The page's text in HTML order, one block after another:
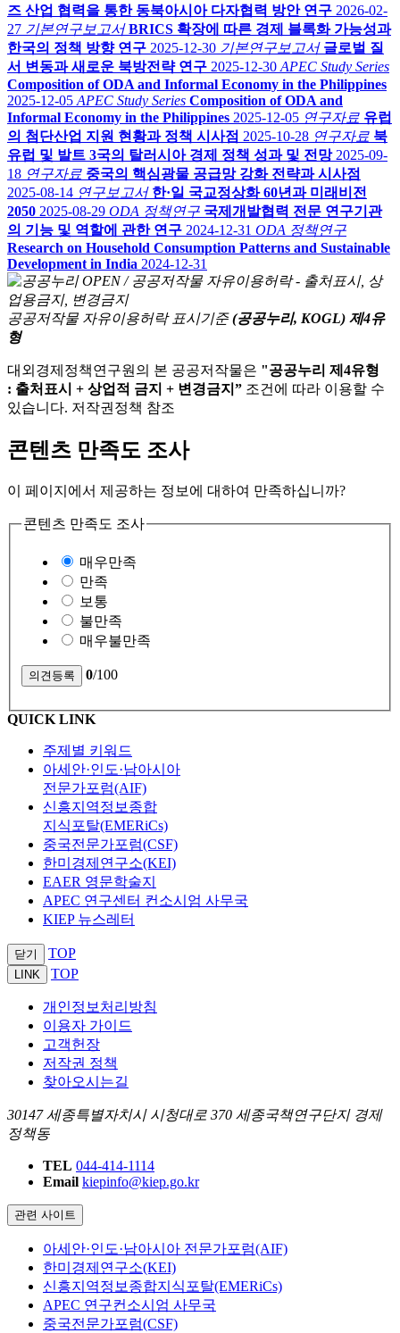
즈 산업 협력을 통한 동북아시아 다자협력 방안 연구 2026-02-
27 기본연구보고서 BRICS 확장에 따른 경제 블록화 가능성과
한국의 정책 방향 연구 2025-12-30 기본연구보고서 글로벌 질
서 변동과 새로운 북방전략 연구 2025-12-30 APEC Study Series
Composition of ODA and Informal Economy in the Philippines
2025-12-05 APEC Study Series Composition of ODA and
Informal Economy in the Philippines 2025-12-05 연구자료 유럽
의 첨단산업 지원 현황과 정책 시사점 2025-10-28 연구자료 북
유럽 및 발트 3국의 탈러시아 경제 정책 성과 및 전망 2025-09-
18 연구자료 중국의 핵심광물 공급망 강화 전략과 시사점
2025-08-14 연구보고서 한·일 국교정상화 60년과 미래비전
2050 2025-08-29 ODA 정책연구 국제개발협력 전문 연구기관
의 기능 및 역할에 관한 연구 2024-12-31 ODA 정책연구
Research on Household Consumption Patterns and Sustainable
Development in India 2024-12-31
공공저작물 자유이용허락 표시기준 (공공누리, KOGL) 제4유
형
대외경제정책연구원의 본 공공저작물은 "공공누리 제4유형
: 출처표시 + 상업적 금지 + 변경금지” 조건에 따라 이용할 수
있습니다. 저작권정책 참조
콘텐츠 만족도 조사
이 페이지에서 제공하는 정보에 대하여 만족하십니까?
콘텐츠 만족도 조사
매우만족
만족
보통
불만족
매우불만족
0/100
QUICK LINK
주제별 키워드
아세안·인도·남아시아
전문가포럼(AIF)
신흥지역정보종합
지식포탈(EMERiCs)
중국전문가포럼(CSF)
한미경제연구소(KEI)
EAER 영문학술지
APEC 연구센터 컨소시엄 사무국
KIEP 뉴스레터
닫기 TOP
LINK TOP
개인정보처리방침
이용자 가이드
고객헌장
저작권 정책
찾아오시는길
30147 세종특별자치시 시청대로 370 세종국책연구단지 경제
정책동
TEL 044-414-1114
Email kiepinfo@kiep.go.kr
관련 사이트
아세안·인도·남아시아 전문가포럼(AIF)
한미경제연구소(KEI)
신흥지역정보종합지식포탈(EMERiCs)
APEC 연구컨소시엄 사무국
중국전문가포럼(CSF)